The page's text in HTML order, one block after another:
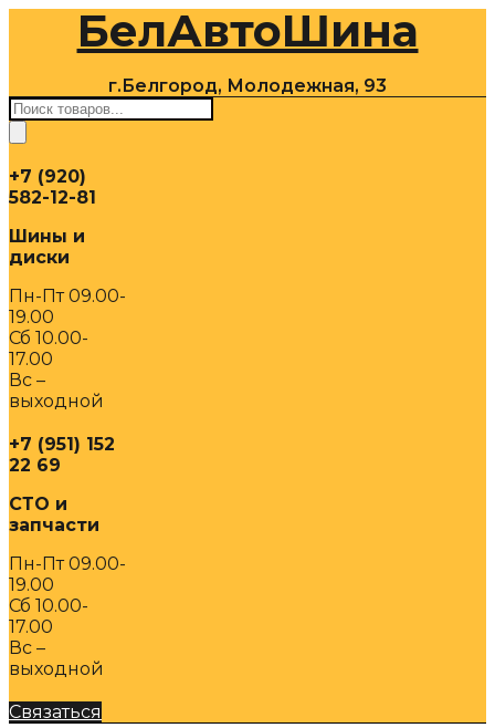
содержимомуБелАвтоШина
г.Белгород, Молодежная, 93
Поиск
товаров
+7 (920)
582-12-81
Шины и
диски
Пн-Пт 09.00-
19.00
Сб 10.00-
17.00
Вс –
выходной
+7 (951) 152
22 69
СТО и
запчасти
Пн-Пт 09.00-
19.00
Сб 10.00-
17.00
Вс –
выходной
Связаться